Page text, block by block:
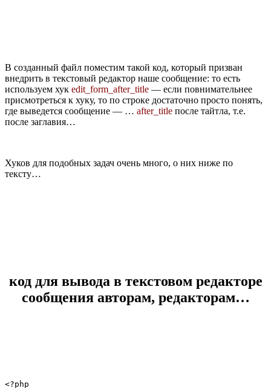
В созданный файл поместим такой код, который призван
внедрить в текстовый редактор наше сообщение: то есть
используем хук edit_form_after_title — если повнимательнее
присмотреться к хуку, то по строке достаточно просто понять,
где выведется сообщение — … after_title после тайтла, т.е.
после заглавия…
Хуков для подобных задач очень много, о них ниже по
тексту…
код для вывода в текстовом редакторе
сообщения авторам, редакторам…
<?php